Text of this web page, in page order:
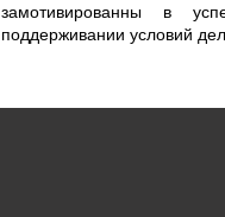
замотивированны в
поддерживании условий